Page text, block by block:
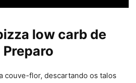
low carb de
couve-flor, descartando os talos